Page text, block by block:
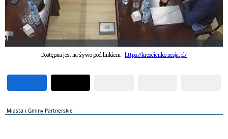
Dostępna jest na żywo pod linkiem -https://kroscienko.sesja.pl/
Miasta i Gminy Partnerskie